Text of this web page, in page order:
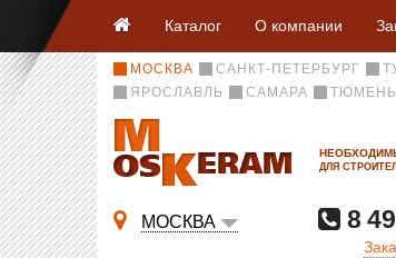
Каталог О компании
МОСКВА САНКТ-ПЕТЕРБУРГ
ЯРОСЛАВЛЬ
САМАРА ТЮМЕНЬ
ДЛЯ
МОСКВА 8